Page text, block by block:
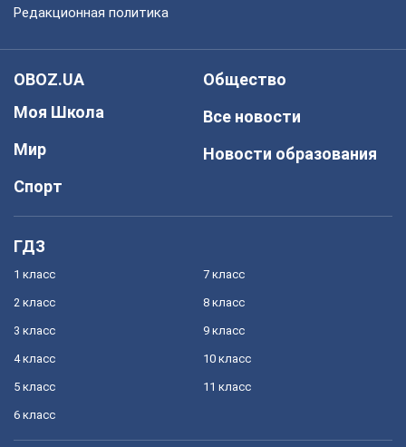
Редакционная политика
OBOZ.UA
Моя Школа
Мир
Спорт
Общество
Все новости
Новости образования
ГДЗ
1 класс
2 класс
3 класс
4 класс
5 класс
6 класс
7 класс
8 класс
9 класс
10 класс
11 класс